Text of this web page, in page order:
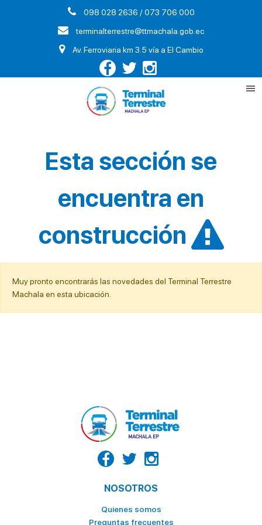
098 028 2636 / 073 706 000
terminalterrestre@ttmachala.gob.ec
Av. Ferroviaria km 3.5 vía a El Cambio
Esta sección se
encuentra en
construcción
Muy pronto encontrarás las novedades del Terminal Terrestre
Machala en esta ubicación.
NOSOTROS
Quienes somos
Preguntas frecuentes